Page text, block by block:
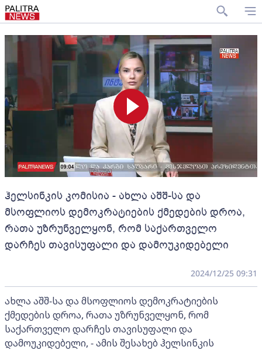
ჰელსინკის კომისია - ახლა აშშ-სა და
მსოფლიოს დემოკრატიების ქმედების დროა,
რათა უზრუნველყონ, რომ საქართველო
დარჩეს თავისუფალი და დამოუკიდებელი
2024/12/25 09:31
ახლა აშშ-სა და მსოფლიოს დემოკრატიების
ქმედების დროა, რათა უზრუნველყონ, რომ
საქართველო დარჩეს თავისუფალი და
დამოუკიდებელი, - ამის შესახებ ჰელსინკის